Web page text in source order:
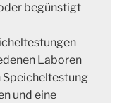
begünstigt
Laboren
Speicheltestung
und eine